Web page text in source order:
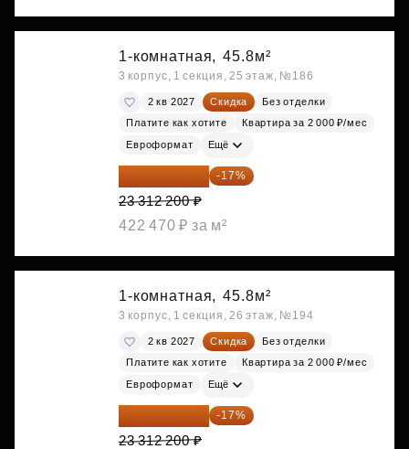
1-комнатная, 45.8м²
3 корпус, 1 секция, 25 этаж, №186
2 кв 2027 Скидка
Без отделки
Платите как хотите
Квартира за 2 000 ₽/мес
Евроформат Ещё
19 349 126 ₽ -17%
23 312 200 ₽
422 470 ₽ за м²
1-комнатная, 45.8м²
3 корпус, 1 секция, 26 этаж, №194
2 кв 2027 Скидка
Без отделки
Платите как хотите
Квартира за 2 000 ₽/мес
Евроформат Ещё
19 349 126 ₽ -17%
23 312 200 ₽